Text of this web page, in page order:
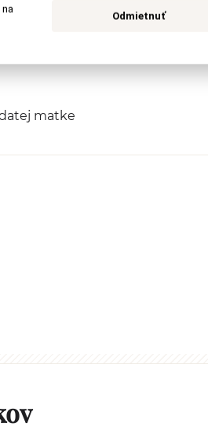
c) medzi ostatnými
matke
Odmietnuť